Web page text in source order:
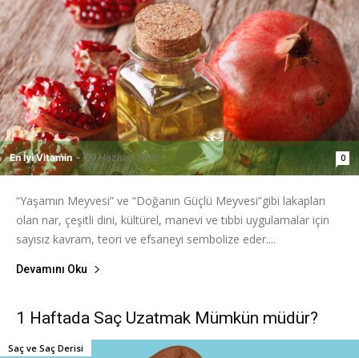
En İyi Vitamin - 29 Haziran 2020 0
“Yaşamın Meyvesi” ve “Doğanın Güçlü Meyvesi”gibi lakapları
olan nar, çeşitli dini, kültürel, manevi ve tıbbi uygulamalar için
sayısız kavram, teori ve efsaneyi sembolize eder....
Devamını Oku
1 Haftada Saç Uzatmak Mümkün müdür?
Saç ve Saç Derisi